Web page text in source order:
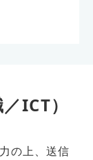
ICT）
の上、送信